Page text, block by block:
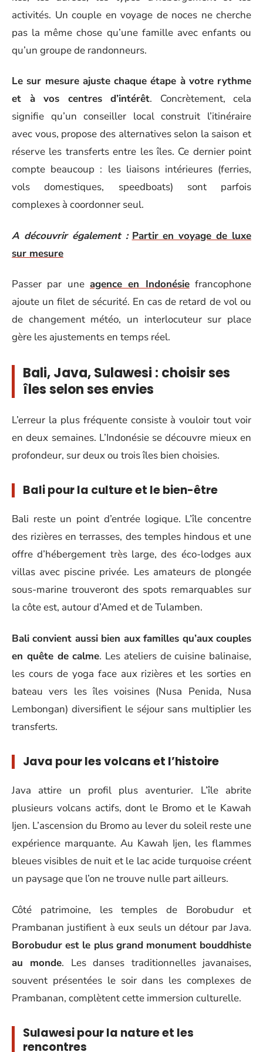
activités. Un couple en voyage de noces ne cherche
pas la même chose qu’une famille avec enfants ou
qu’un groupe de randonneurs.
Le sur mesure ajuste chaque étape à votre rythme
et à vos centres d’intérêt. Concrètement, cela
signifie qu’un conseiller local construit l’itinéraire
avec vous, propose des alternatives selon la saison et
réserve les transferts entre les îles. Ce dernier point
compte beaucoup : les liaisons intérieures (ferries,
vols domestiques, speedboats) sont parfois
complexes à coordonner seul.
A découvrir également : Partir en voyage de luxe
sur mesure
Passer par une agence en Indonésiefrancophone
ajoute un filet de sécurité. En cas de retard de vol ou
de changement météo, un interlocuteur sur place
gère les ajustements en temps réel.
Bali, Java, Sulawesi : choisir ses
îles selon ses envies
L’erreur la plus fréquente consiste à vouloir tout voir
en deux semaines. L’Indonésie se découvre mieux en
profondeur, sur deux ou trois îles bien choisies.
Bali pour la culture et le bien-être
Bali reste un point d’entrée logique. L’île concentre
des rizières en terrasses, des temples hindous et une
offre d’hébergement très large, des éco-lodges aux
villas avec piscine privée. Les amateurs de plongée
sous-marine trouveront des spots remarquables sur
la côte est, autour d’Amed et de Tulamben.
Bali convient aussi bien aux familles qu’aux couples
en quête de calme. Les ateliers de cuisine balinaise,
les cours de yoga face aux rizières et les sorties en
bateau vers les îles voisines (Nusa Penida, Nusa
Lembongan) diversifient le séjour sans multiplier les
transferts.
Java pour les volcans et l’histoire
Java attire un profil plus aventurier. L’île abrite
plusieurs volcans actifs, dont le Bromo et le Kawah
Ijen. L’ascension du Bromo au lever du soleil reste une
expérience marquante. Au Kawah Ijen, les flammes
bleues visibles de nuit et le lac acide turquoise créent
un paysage que l’on ne trouve nulle part ailleurs.
Côté patrimoine, les temples de Borobudur et
Prambanan justifient à eux seuls un détour par Java.
Borobudur est le plus grand monument bouddhiste
au monde. Les danses traditionnelles javanaises,
souvent présentées le soir dans les complexes de
Prambanan, complètent cette immersion culturelle.
Sulawesi pour la nature et les
rencontres